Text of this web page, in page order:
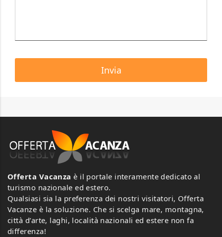
Offerta Vacanza è il portale interamente dedicato al
turismo nazionale ed estero.
Qualsiasi sia la preferenza dei nostri visitatori, Offerta
Vacanze è la soluzione. Che si scelga mare, montagna,
città d’arte, laghi, località nazionali ed estere non fa
differenza!